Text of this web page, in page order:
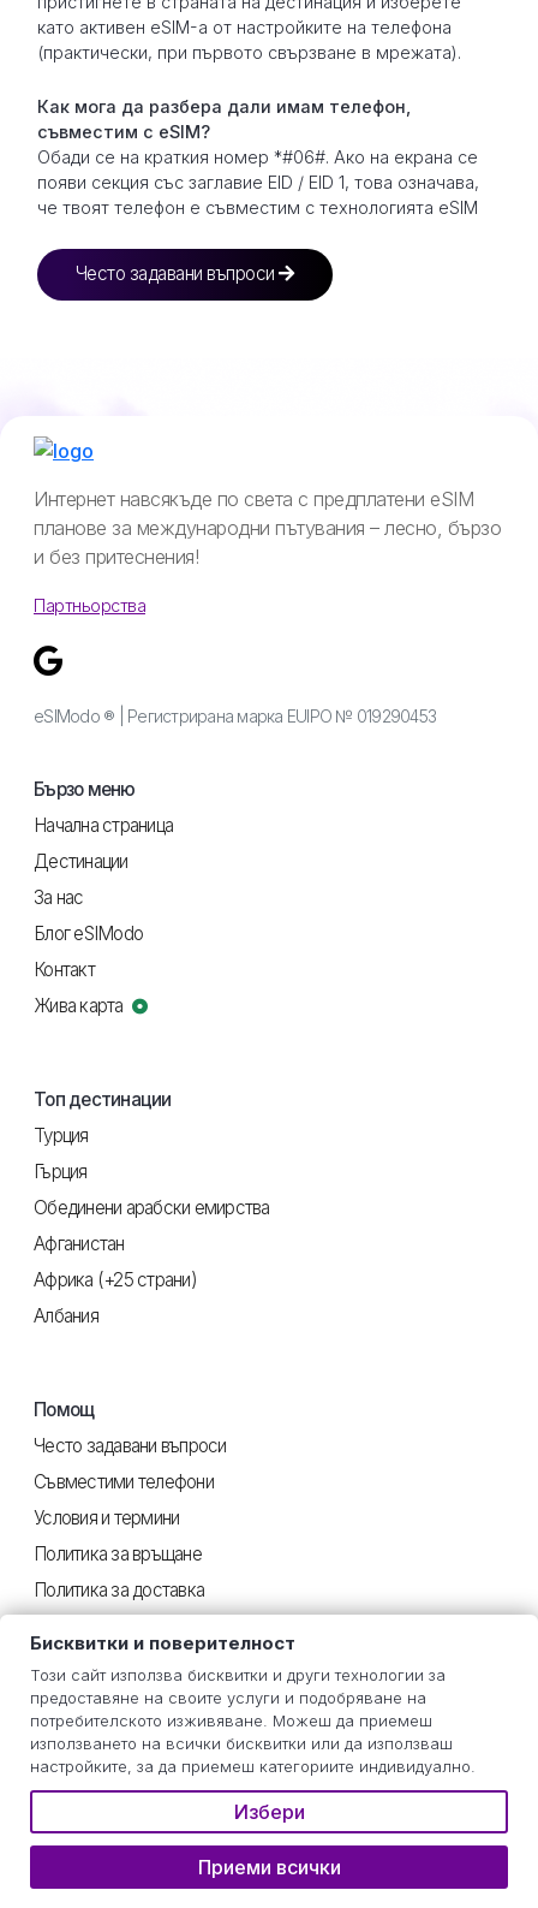
като активен eSIM-а от настройките на телефона
(практически, при първото свързване в мрежата).
Как мога да разбера дали имам телефон,
съвместим с eSIM?
Обади се на краткия номер *#06#. Ако на екрана се
появи секция със заглавие EID / EID 1, това означава,
че твоят телефон е съвместим с технологията eSIM
Често задавани въпроси
Интернет навсякъде по света с предплатени eSIM
планове за международни пътувания – лесно, бързо
и без притеснения!
Партньорства
eSIModo ® | Регистрирана марка EUIPO № 019290453
Бързо меню
Начална страница
Дестинации
За нас
Блог eSIModo
Контакт
Жива карта
Топ дестинации
Турция
Гърция
Обединени арабски емирства
Афганистан
Африка (+25 страни)
Албания
Помощ
Често задавани въпроси
Съвместими телефони
Условия и термини
Политика за връщане
Политика за доставка
Полезен
Инструкции iOS
Инструкции Android
Оценка на потреблението
Бисквитки и поверителност
Този сайт използва бисквитки и други технологии за
предоставяне на своите услуги и подобряване на
потребителското изживяване. Можеш да приемеш
използването на всички бисквитки или да използваш
настройките, за да приемеш категориите индивидуално.
Избери
Приеми всички